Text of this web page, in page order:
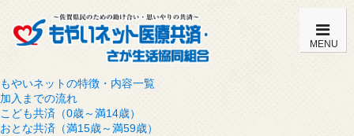
MENU
もやいネットの特徴・内容一覧
加入までの流れ
こども共済（0歳～満14歳）
おとな共済（満15歳～満59歳）